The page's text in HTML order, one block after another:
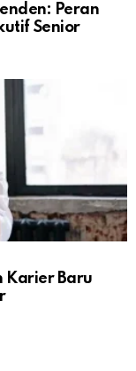
Peran
Senior
Karier Baru